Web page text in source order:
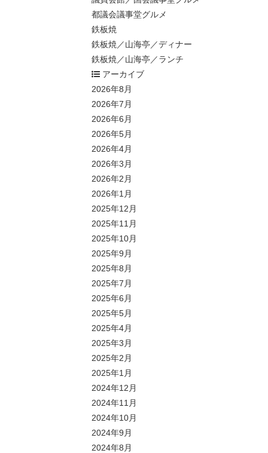
都議会議事堂グルメ
鉄板焼
鉄板焼／山海亭／ディナー
鉄板焼／山海亭／ランチ
アーカイブ
2026年8月
2026年7月
2026年6月
2026年5月
2026年4月
2026年3月
2026年2月
2026年1月
2025年12月
2025年11月
2025年10月
2025年9月
2025年8月
2025年7月
2025年6月
2025年5月
2025年4月
2025年3月
2025年2月
2025年1月
2024年12月
2024年11月
2024年10月
2024年9月
2024年8月